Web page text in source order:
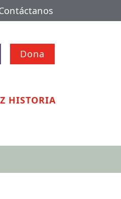
Dona
HISTORIA